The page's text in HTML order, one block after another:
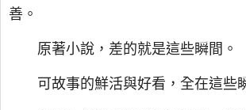
善。
原著小說，差的就是這些瞬間。
可故事的鮮活與好看，全在這些